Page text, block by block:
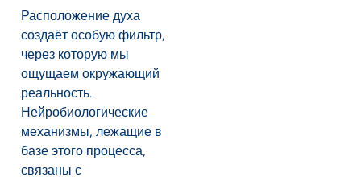
Расположение духа
создаёт особую фильтр,
через которую мы
ощущаем окружающий
реальность.
Нейробиологические
механизмы, лежащие в
базе этого процесса,
связаны с